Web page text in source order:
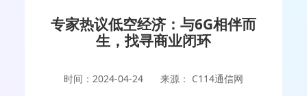
专家热议低空经济：与6G相伴而
生，找寻商业闭环
时间：2024-04-24 来源： C114通信网